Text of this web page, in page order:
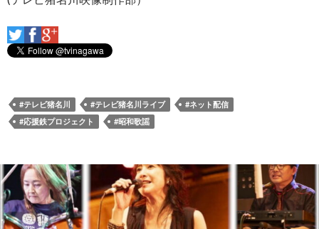
#テレビ猪名川 #テレビ猪名川ライブ
#ネット配信
#応援鉄プロジェクト
#昭和歌謡